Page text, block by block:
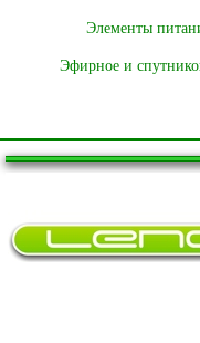
Элементы
Эфирное и